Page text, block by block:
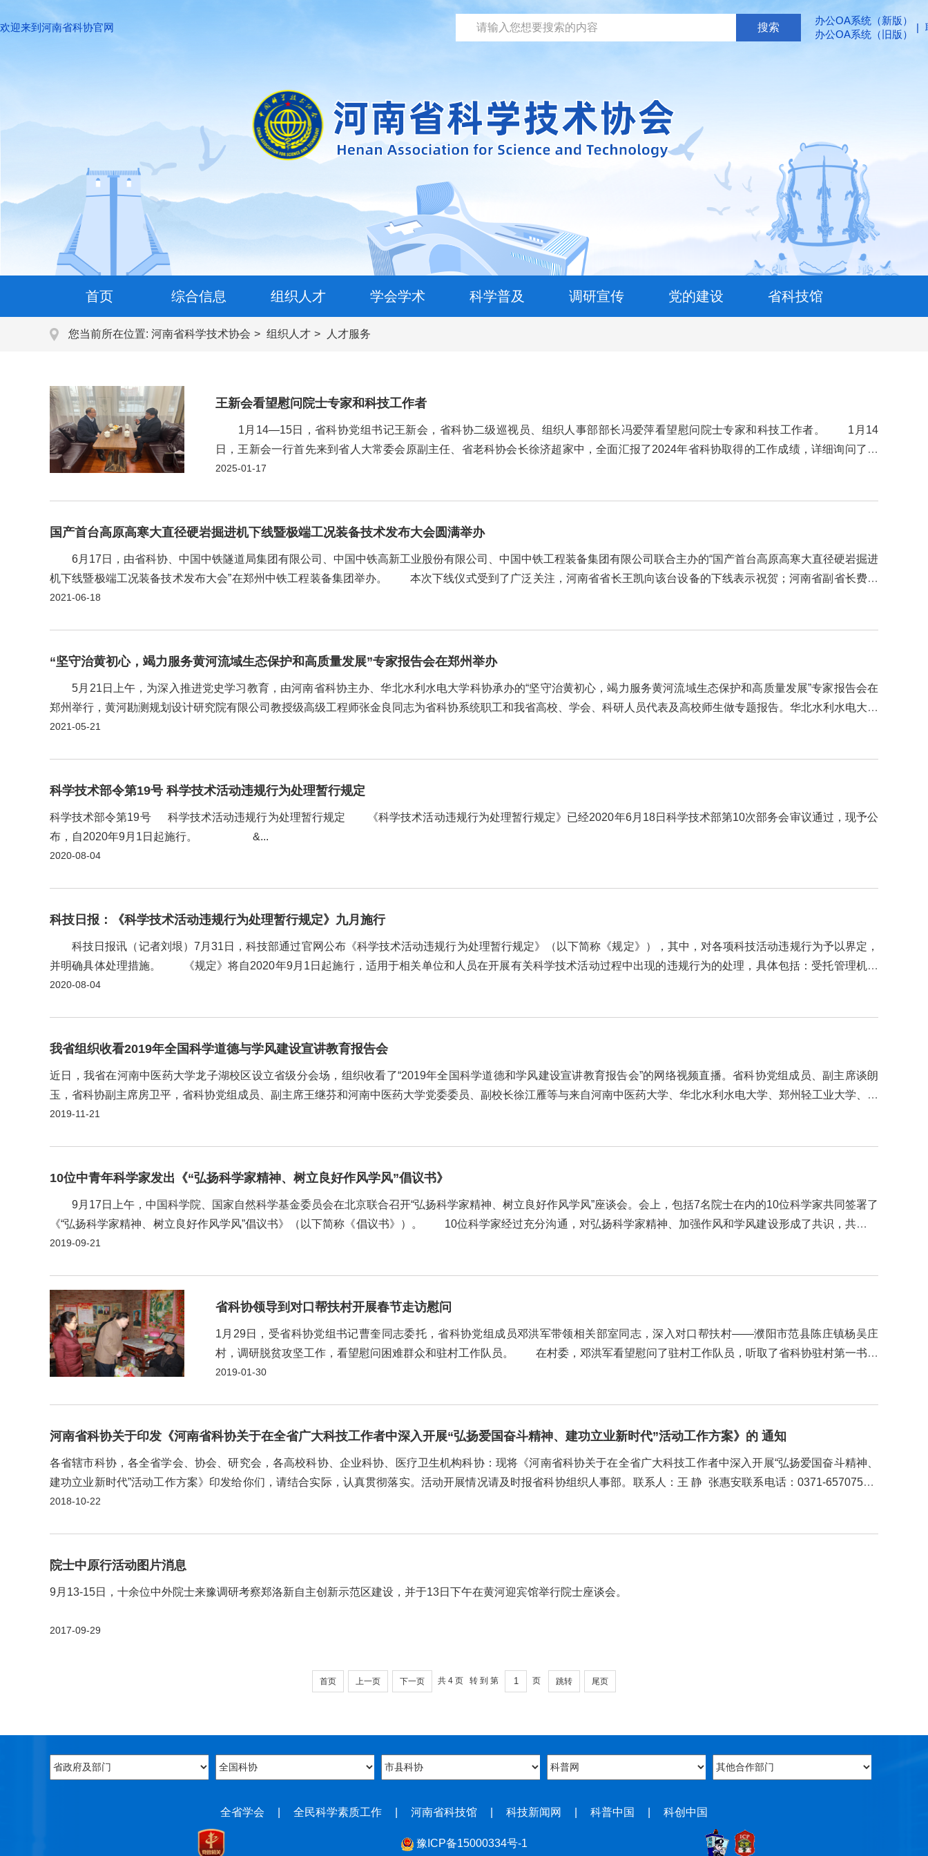
欢迎来到河南省科协官网
办公OA系统（新版）
办公OA系统（旧版）
|
首页 综合信息 组织人才 学会学术 科学普及 调研宣传 党的建设 省科技馆
您当前所在位置: 河南省科学技术协会 组织人才 人才服务
王新会看望慰问院士专家和科技工作者
1月14—15日，省科协党组书记王新会，省科协二级巡视员、组织人事部部长冯爱萍看望慰问院士专家和科技工作者。 1月14
日，王新会一行首先来到省人大常委会原副主任、省老科协会长徐济超家中，全面汇报了2024年省科协取得的工作成绩，详细询问了老
领导的工作生活情况，认真听取了对省科协事业发展的意见建议。徐济超表示将一如既往关注科协、支持科协，积极为全省科协事业发展
2025-01-17
国产首台高原高寒大直径硬岩掘进机下线暨极端工况装备技术发布大会圆满举办
6月17日，由省科协、中国中铁隧道局集团有限公司、中国中铁高新工业股份有限公司、中国中铁工程装备集团有限公司联合主办的“国产首台高原高寒大直径硬岩掘进
机下线暨极端工况装备技术发布大会”在郑州中铁工程装备集团举办。 本次下线仪式受到了广泛关注，河南省省长王凯向该台设备的下线表示祝贺；河南省副省长费东
斌，中国国家铁路集团总工程师郑健，中国中铁总裁陈文健，中国工程院院士杨华勇、冯夏庭、李术才，中国...
2021-06-18
“坚守治黄初心，竭力服务黄河流域生态保护和高质量发展”专家报告会在郑州举办
5月21日上午，为深入推进党史学习教育，由河南省科协主办、华北水利水电大学科协承办的“坚守治黄初心，竭力服务黄河流域生态保护和高质量发展”专家报告会在
郑州举行，黄河勘测规划设计研究院有限公司教授级高级工程师张金良同志为省科协系统职工和我省高校、学会、科研人员代表及高校师生做专题报告。华北水利水电大学
校长刘文锴，省科协党组成员、副主席谈朗玉分别致辞。华北水利水电大学副校长施进发主持活动。 张金...
2021-05-21
科学技术部令第19号 科学技术活动违规行为处理暂行规定
科学技术部令第19号 科学技术活动违规行为处理暂行规定 《科学技术活动违规行为处理暂行规定》已经2020年6月18日科学技术部第10次部务会审议通过，现予公
布，自2020年9月1日起施行。 &...
2020-08-04
科技日报：《科学技术活动违规行为处理暂行规定》九月施行
科技日报讯（记者刘垠）7月31日，科技部通过官网公布《科学技术活动违规行为处理暂行规定》（以下简称《规定》），其中，对各项科技活动违规行为予以界定，
并明确具体处理措施。 《规定》将自2020年9月1日起施行，适用于相关单位和人员在开展有关科学技术活动过程中出现的违规行为的处理，具体包括：受托管理机构
及其工作人员、科学技术活动实施单位、科学技术人员、科学技术活动咨询评审专家、第三方科学技术服务...
2020-08-04
我省组织收看2019年全国科学道德与学风建设宣讲教育报告会
近日，我省在河南中医药大学龙子湖校区设立省级分会场，组织收看了“2019年全国科学道德和学风建设宣讲教育报告会”的网络视频直播。省科协党组成员、副主席谈朗
玉，省科协副主席房卫平，省科协党组成员、副主席王继芬和河南中医药大学党委委员、副校长徐江雁等与来自河南中医药大学、华北水利水电大学、郑州轻工业大学、河
南职业经贸学院、郑州师范学院等5所高校的师生代表共500余人收看了报告会。与此同时，省内17所高...
2019-11-21
10位中青年科学家发出《“弘扬科学家精神、树立良好作风学风”倡议书》
9月17日上午，中国科学院、国家自然科学基金委员会在北京联合召开“弘扬科学家精神、树立良好作风学风”座谈会。会上，包括7名院士在内的10位科学家共同签署了
《“弘扬科学家精神、树立良好作风学风”倡议书》（以下简称《倡议书》）。 10位科学家经过充分沟通，对弘扬科学家精神、加强作风和学风建设形成了共识，共同起
草了一份面向全国科技工作者的《倡议书》。《倡议书》涵盖“自觉践行新时代科学家精神”、“坚...
2019-09-21
省科协领导到对口帮扶村开展春节走访慰问
1月29日，受省科协党组书记曹奎同志委托，省科协党组成员邓洪军带领相关部室同志，深入对口帮扶村——濮阳市范县陈庄镇杨吴庄
村，调研脱贫攻坚工作，看望慰问困难群众和驻村工作队员。 在村委，邓洪军看望慰问了驻村工作队员，听取了省科协驻村第一书记
雷建树关于驻村扶贫工作的汇报，详细了解杨吴庄村在脱贫攻坚进程中取得的成效、存在的困难和问题。 邓洪军先后来到贫困户杨修
2019-01-30
河南省科协关于印发《河南省科协关于在全省广大科技工作者中深入开展“弘扬爱国奋斗精神、建功立业新时代”活动工作方案》的 通知
各省辖市科协，各全省学会、协会、研究会，各高校科协、企业科协、医疗卫生机构科协：现将《河南省科协关于在全省广大科技工作者中深入开展“弘扬爱国奋斗精神、
建功立业新时代”活动工作方案》印发给你们，请结合实际，认真贯彻落实。活动开展情况请及时报省科协组织人事部。联系人：王 静 张惠安联系电话：0371-65707532
0371-65707533邮 箱：hnkxzrb...
2018-10-22
院士中原行活动图片消息
9月13-15日，十余位中外院士来豫调研考察郑洛新自主创新示范区建设，并于13日下午在黄河迎宾馆举行院士座谈会。
2017-09-29
首页 上一页 下一页 共 4 页 转到第 页 跳转 尾页
全省学会 全民科学素质工作 河南省科技馆 科技新闻网 科普中国 科创中国
豫ICP备15000334号-1